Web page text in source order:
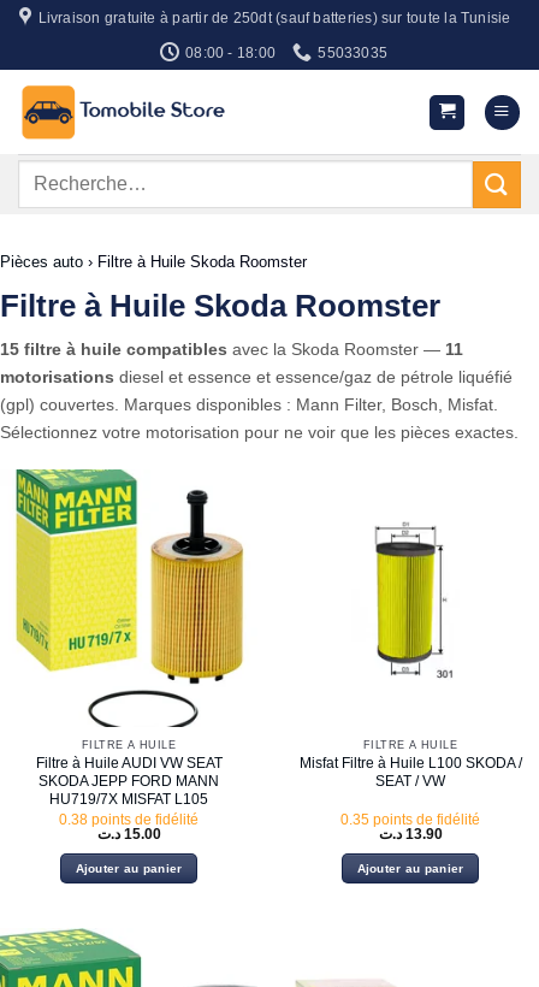
Passer
contenu
Livraison gratuite à partir de 250dt (sauf batteries) sur toute la Tunisie
08:00 - 18:00 55033035
Recherche
Pièces auto › Filtre à Huile Skoda Roomster
Filtre à Huile Skoda Roomster
15 filtre à huile compatibles avec la Skoda Roomster — 11
motorisations diesel et essence et essence/gaz de pétrole liquéfié
(gpl) couvertes. Marques disponibles : Mann Filter, Bosch, Misfat.
Sélectionnez votre motorisation pour ne voir que les pièces exactes.
FILTRE À HUILE
Filtre à Huile AUDI VW SEAT
SKODA JEPP FORD MANN
HU719/7X MISFAT L105
0.38 points de fidélité
15.00 د.ت
Ajouter au panier
FILTRE À HUILE
Misfat Filtre à Huile L100 SKODA /
SEAT / VW
0.35 points de fidélité
13.90 د.ت
Ajouter au panier